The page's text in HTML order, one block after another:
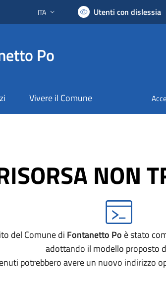
Lingua attiva:
ITA Utenti con dislessia
Po
Vivere il Comune
NON
del Comune di Fontanetto Po è stato
adottando il modello proposto
potrebbero avere un nuovo indirizzo